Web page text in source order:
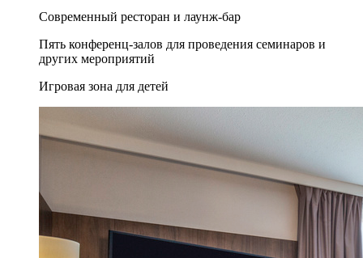
Современный ресторан и лаунж-бар
Пять конференц-залов для проведения семинаров и
других мероприятий
Игровая зона для детей